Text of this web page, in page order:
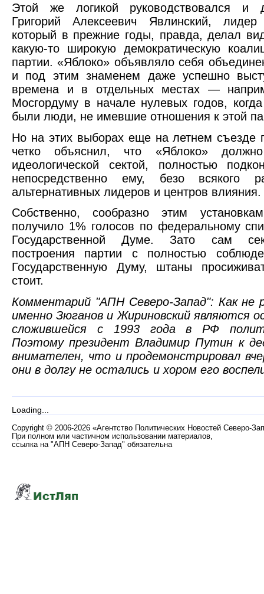
Этой же логикой руководствовался и
Григорий Алексеевич Явлинский,
который в прежние годы, правда, делал
какую-то широкую демократическую
партии. «Яблоко» объявляло себя
и под этим знаменем даже успешно
времена и в отдельных местах —
Мосгордуму в начале нулевых годов,
были люди, не имевшие отношения к этой
Но на этих выборах еще на летнем съезде
четко объяснил, что «Яблоко»
идеологической сектой, полностью
непосредственно ему, безо всякого
альтернативных лидеров и центров влияния.
Собственно, сообразно этим
получило 1% голосов по федеральному
Государственной Думе. Зато сам
построения партии с полностью
Государственную Думу, штаны
стоит.
Комментарий "АПН Северо-Запад": Как не
именно Зюганов и Жириновский являются
сложившейся с 1993 года в РФ
Поэтому президент Владимир Путин к
внимателен, что и продемонстрировал
они в долгу не остались и хором его
Loading...
Copyright © 2006-2026 «Агентство Политических Новостей Северо-
При полном или частичном использовании материалов,
ссылка на "АПН Северо-Запад" обязательна